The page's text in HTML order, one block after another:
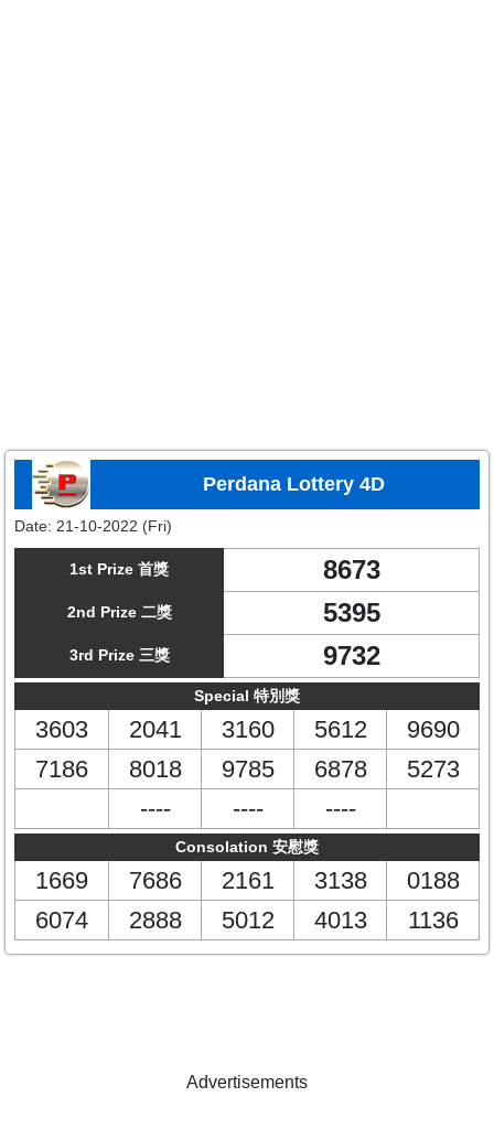
Perdana Lottery 4D
Date: 21-10-2022 (Fri)
1st Prize 首獎 8673
2nd Prize 二獎 5395
3rd Prize 三獎 9732
Special 特別獎
3603 2041 3160 5612
9690
7186
8018 9785 6878
5273
----
---- ----
Consolation 安慰獎
1669 7686 2161 3138
0188
6074
2888 5012 4013 1136
Advertisements